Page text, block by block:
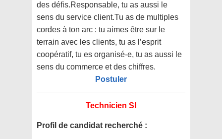
des défis.Responsable, tu as aussi le
sens du service client.Tu as de multiples
cordes à ton arc : tu aimes être sur le
terrain avec les clients, tu as l’esprit
coopératif, tu es organisé-e, tu as aussi le
sens du commerce et des chiffres.
Postuler
Technicien SI
Profil de candidat recherché :